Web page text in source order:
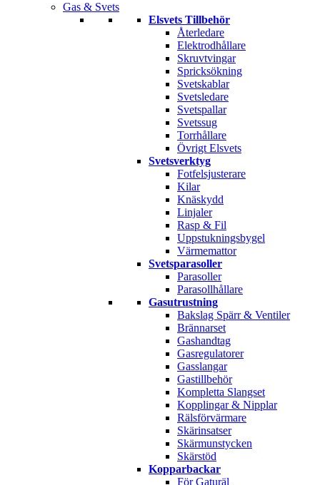
Gas & Svets
Elsvets Tillbehör
Återledare
Elektrodhållare
Skruvtvingar
Spricksökning
Svetskablar
Svetsledare
Svetspallar
Svetssug
Torrhållare
Övrigt Elsvets
Svetsverktyg
Fotfelsjusterare
Kilar
Knäskydd
Linjaler
Rasp & Fil
Uppstukningsbygel
Värmemattor
Svetsparasoller
Parasoller
Parasollhållare
Gasutrustning
Bakslag Spärr & Ventiler
Brännarset
Gashandtag
Gasregulatorer
Gasslangar
Gastillbehör
Kompletta Slangset
Kopplingar & Nipplar
Rälsförvärmare
Skärinsatser
Skärmunstycken
Skärstöd
Kopparbackar
För Gaturäl